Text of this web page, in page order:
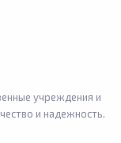
учреждения и
и надежность.